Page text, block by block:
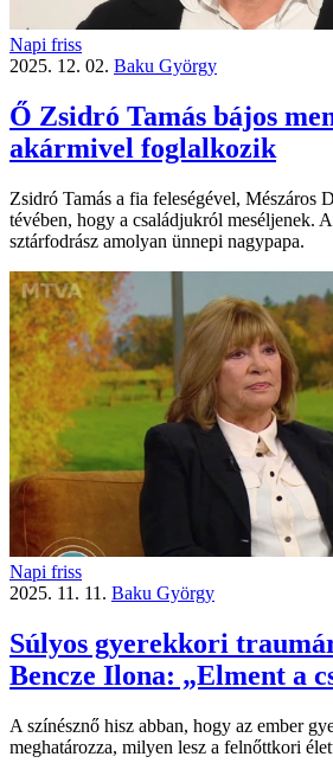
Napi friss
2025. 12. 02. Baku György
Ő Zsidró Tamás bájos
akármivel foglalkozik
Zsidró Tamás a fia feleségével, Mészáros
tévében, hogy a családjukról meséljenek.
sztárfodrász amolyan ünnepi nagypapa.
Napi friss
2025. 11. 11. Baku György
Súlyos gyerekkori
Bencze Ilona: „Elment a
A színésznő hisz abban, hogy az ember
meghatározza, milyen lesz a felnőttkori